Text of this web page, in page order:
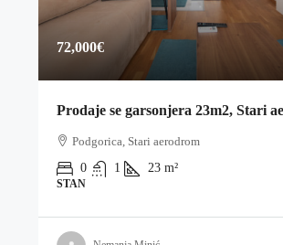
72,000€
Prodaje se garsonjera 23m2, Stari
Podgorica, Stari aerodrom
0
1 23 m²
STAN